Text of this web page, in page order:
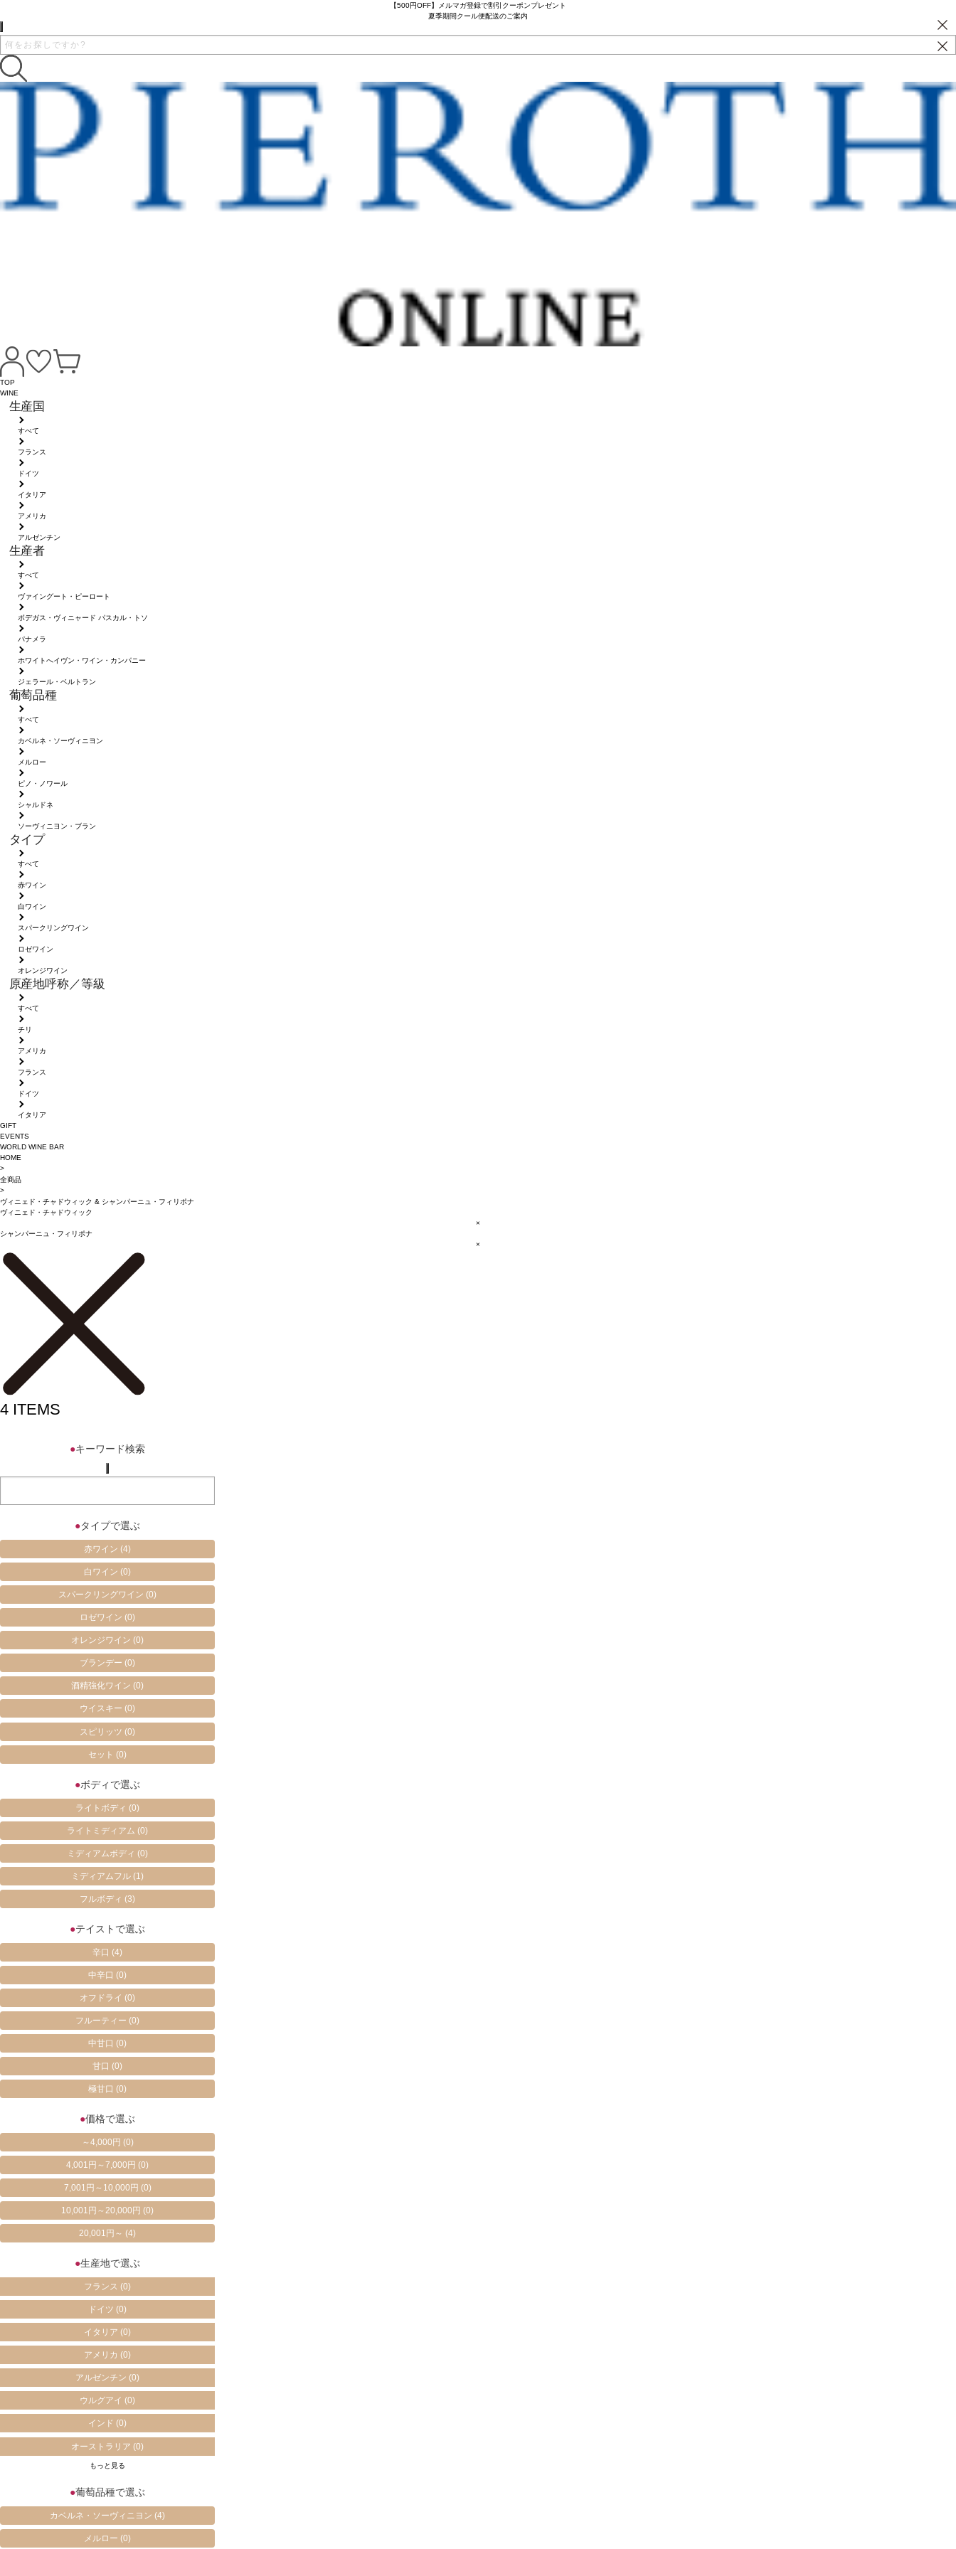
【500円OFF】メルマガ登録で割引クーポンプレゼント
夏季期間クール便配送のご案内
TOP
WINE
生産国
すべて
フランス
ドイツ
イタリア
アメリカ
アルゼンチン
生産者
すべて
ヴァイングート・ピーロート
ボデガス・ヴィニャード パスカル・トソ
パナメラ
ホワイトへイヴン・ワイン・カンパニー
ジェラール・ベルトラン
葡萄品種
すべて
カベルネ・ソーヴィニヨン
メルロー
ピノ・ノワール
シャルドネ
ソーヴィニヨン・ブラン
タイプ
すべて
赤ワイン
白ワイン
スパークリングワイン
ロゼワイン
オレンジワイン
原産地呼称／等級
すべて
チリ
アメリカ
フランス
ドイツ
イタリア
GIFT
EVENTS
WORLD WINE BAR
HOME
>
全商品
>
ヴィニェド・チャドウィック & シャンパーニュ・フィリポナ
ヴィニェド・チャドウィック
×
シャンパーニュ・フィリポナ
×
4 ITEMS
●キーワード検索
●タイプで選ぶ
赤ワイン(4)
白ワイン(0)
スパークリングワイン(0)
ロゼワイン(0)
オレンジワイン(0)
ブランデー(0)
酒精強化ワイン(0)
ウイスキー(0)
スピリッツ(0)
セット(0)
●ボディで選ぶ
ライトボディ(0)
ライトミディアム(0)
ミディアムボディ(0)
ミディアムフル(1)
フルボディ(3)
●テイストで選ぶ
辛口(4)
中辛口(0)
オフドライ(0)
フルーティー(0)
中甘口(0)
甘口(0)
極甘口(0)
●価格で選ぶ
～4,000円 (0)
4,001円～7,000円(0)
7,001円～10,000円 (0)
10,001円～20,000円(0)
20,001円～(4)
●生産地で選ぶ
フランス(0)
ドイツ(0)
イタリア(0)
アメリカ(0)
アルゼンチン(0)
ウルグアイ(0)
インド(0)
オーストラリア(0)
もっと見る
●葡萄品種で選ぶ
カベルネ・ソーヴィニヨン(4)
メルロー(0)